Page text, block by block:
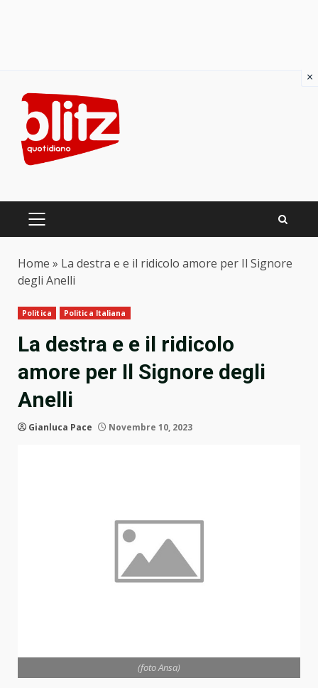
content
PRIMARY
Home » La destra e e il ridicolo amore per Il Signore
degli Anelli
Politica Politica Italiana
La destra e e il ridicolo
amore per Il Signore degli
Anelli
Gianluca Pace Novembre 10, 2023
(foto Ansa)
×